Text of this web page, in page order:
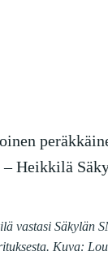
– Heikkilä
vastasi Säkylän
Kuva: